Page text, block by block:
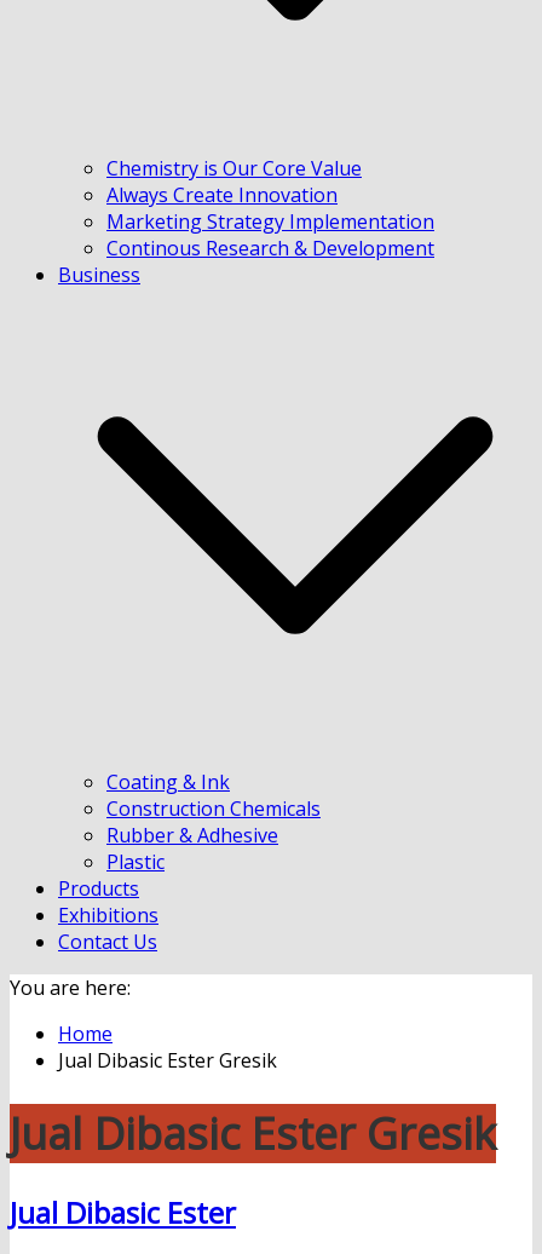
Chemistry is Our Core Value
Always Create Innovation
Marketing Strategy Implementation
Continous Research & Development
Business
Coating & Ink
Construction Chemicals
Rubber & Adhesive
Plastic
Products
Exhibitions
Contact Us
You are here:
Home
Jual Dibasic Ester Gresik
Jual Dibasic Ester Gresik
Jual Dibasic Ester